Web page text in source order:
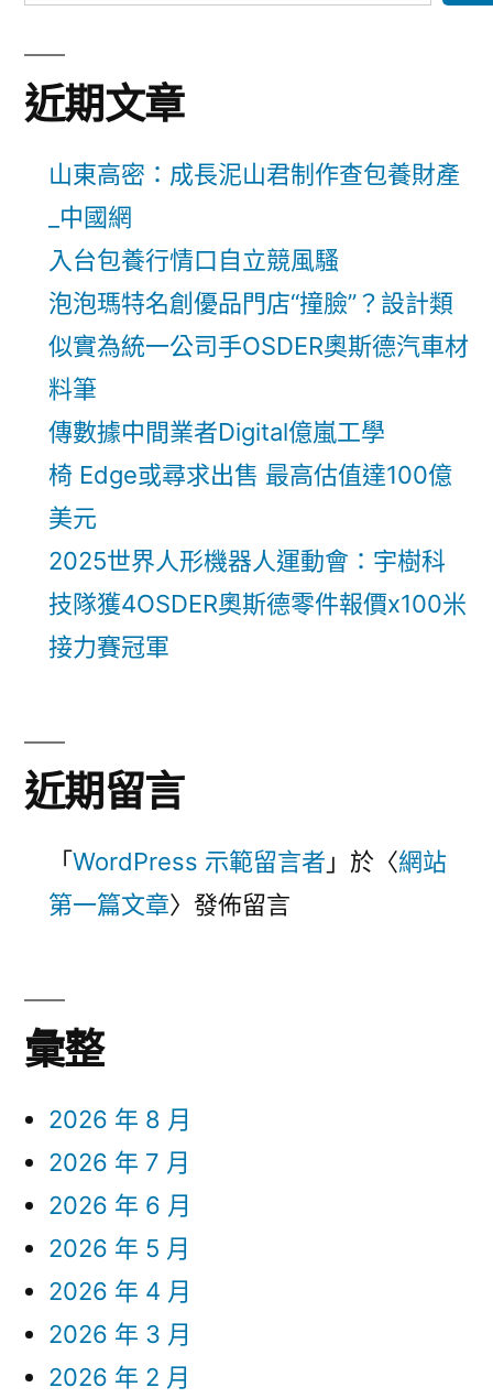
近期文章
山東高密：成長泥山君制作查包養財產
_中國網
入台包養行情口自立競風騷
泡泡瑪特名創優品門店“撞臉”？設計類
似實為統一公司手OSDER奧斯德汽車材
料筆
傳數據中間業者Digital億嵐工學
椅 Edge或尋求出售 最高估值達100億
美元
2025世界人形機器人運動會：宇樹科
技隊獲4OSDER奧斯德零件報價x100米
接力賽冠軍
近期留言
「 WordPress 示範留言者 」於〈網站
第一篇文章〉發佈留言
彙整
2026 年 8 月
2026 年 7 月
2026 年 6 月
2026 年 5 月
2026 年 4 月
2026 年 3 月
2026 年 2 月